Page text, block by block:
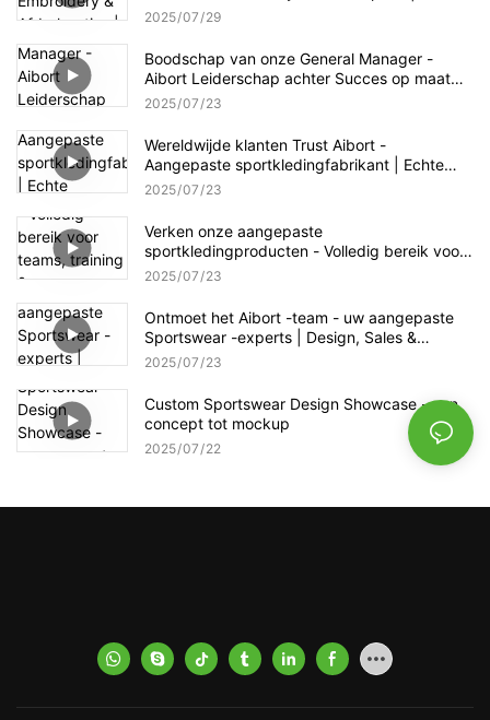
Cap Collection
2025 07 29
Boodschap van onze General Manager -
Aibort Leiderschap achter Succes op maat
Sportkleding
2025 07 23
Wereldwijde klanten Trust Aibort -
Aangepaste sportkledingfabrikant | Echte
partnerschappen, echte resultaten
2025 07 23
Verken onze aangepaste
sportkledingproducten - Volledig bereik voor
teams, training & Evenementen | Aibort
2025 07 23
Ontmoet het Aibort -team - uw aangepaste
Sportswear -experts | Design, Sales &
Productieondersteuning
2025 07 23
Custom Sportswear Design Showcase - van
concept tot mockup
2025 07 22